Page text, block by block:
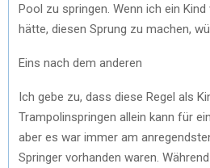
Pool zu springen. Wenn ich ein
hätte, diesen Sprung zu machen,
Eins nach dem anderen
Ich gebe zu, dass diese Regel als
Trampolinspringen allein kann für
aber es war immer am
Springer vorhanden waren.